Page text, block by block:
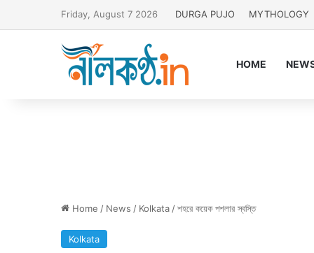
Friday, August 7 2026 DURGA PUJO MYTHOLOGY
HOME
Home / News / Kolkata /শহরে কয়েক পশলার স্বস্তি
Kolkata